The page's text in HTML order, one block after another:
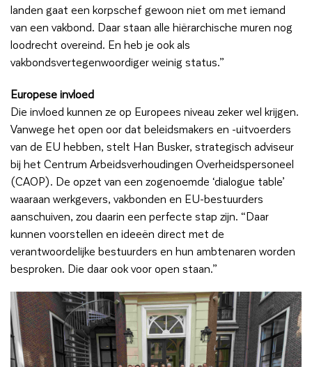
landen gaat een korpschef gewoon niet om met iemand
van een vakbond. Daar staan alle hiërarchische muren nog
loodrecht overeind. En heb je ook als
vakbondsvertegenwoordiger weinig status.”
Europese invloed
Die invloed kunnen ze op Europees niveau zeker wel krijgen.
Vanwege het open oor dat beleidsmakers en -uitvoerders
van de EU hebben, stelt Han Busker, strategisch adviseur
bij het Centrum Arbeidsverhoudingen Overheidspersoneel
(CAOP). De opzet van een zogenoemde ‘dialogue table’
waaraan werkgevers, vakbonden en EU-bestuurders
aanschuiven, zou daarin een perfecte stap zijn. “Daar
kunnen voorstellen en ideeën direct met de
verantwoordelijke bestuurders en hun ambtenaren worden
besproken. Die daar ook voor open staan.”